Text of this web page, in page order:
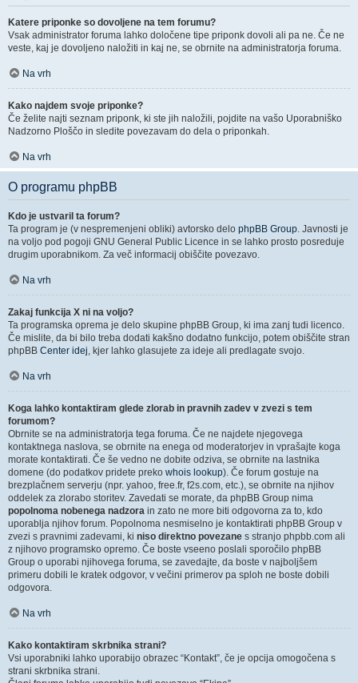
Katere priponke so dovoljene na tem forumu?
Vsak administrator foruma lahko določene tipe priponk dovoli ali pa ne. Če ne
veste, kaj je dovoljeno naložiti in kaj ne, se obrnite na administratorja foruma.
Na vrh
Kako najdem svoje priponke?
Če želite najti seznam priponk, ki ste jih naložili, pojdite na vašo Uporabniško
Nadzorno Ploščo in sledite povezavam do dela o priponkah.
Na vrh
O programu phpBB
Kdo je ustvaril ta forum?
Ta program je (v nespremenjeni obliki) avtorsko delo phpBB Group. Javnosti je
na voljo pod pogoji GNU General Public Licence in se lahko prosto posreduje
drugim uporabnikom. Za več informacij obiščite povezavo.
Na vrh
Zakaj funkcija X ni na voljo?
Ta programska oprema je delo skupine phpBB Group, ki ima zanj tudi licenco.
Če mislite, da bi bilo treba dodati kakšno dodatno funkcijo, potem obiščite stran
phpBB Center idej, kjer lahko glasujete za ideje ali predlagate svojo.
Na vrh
Koga lahko kontaktiram glede zlorab in pravnih zadev v zvezi s tem
forumom?
Obrnite se na administratorja tega foruma. Če ne najdete njegovega
kontaktnega naslova, se obrnite na enega od moderatorjev in vprašajte koga
morate kontaktirati. Če še vedno ne dobite odziva, se obrnite na lastnika
domene (do podatkov pridete preko whois lookup). Če forum gostuje na
brezplačnem serverju (npr. yahoo, free.fr, f2s.com, etc.), se obrnite na njihov
oddelek za zlorabo storitev. Zavedati se morate, da phpBB Group nima
popolnoma nobenega nadzora in zato ne more biti odgovorna za to, kdo
uporablja njihov forum. Popolnoma nesmiselno je kontaktirati phpBB Group v
zvezi s pravnimi zadevami, ki niso direktno povezane s stranjo phpbb.com ali
z njihovo programsko opremo. Če boste vseeno poslali sporočilo phpBB
Group o uporabi njihovega foruma, se zavedajte, da boste v najboljšem
primeru dobili le kratek odgovor, v večini primerov pa sploh ne boste dobili
odgovora.
Na vrh
Kako kontaktiram skrbnika strani?
Vsi uporabniki lahko uporabijo obrazec “Kontakt”, če je opcija omogočena s
strani skrbnika strani.